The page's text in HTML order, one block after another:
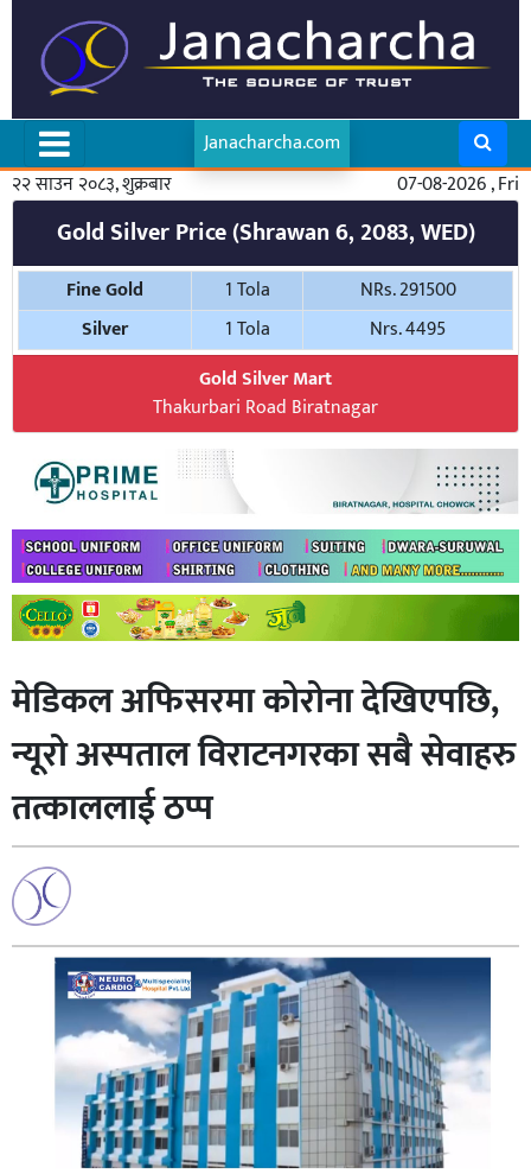
Janacharcha.com
२२ साउन २०८३, शुक्रबार
07-08-2026 , Fri
Gold Silver Price (Shrawan 6, 2083, WED)
Fine Gold 1 Tola
NRs. 291500
Silver
1 Tola
Nrs. 4495
Gold Silver Mart
Thakurbari Road Biratnagar
मेडिकल अफिसरमा कोरोना देखिएपछि,
न्यूरो अस्पताल विराटनगरका सबै सेवाहरु
तत्काललाई ठप्प